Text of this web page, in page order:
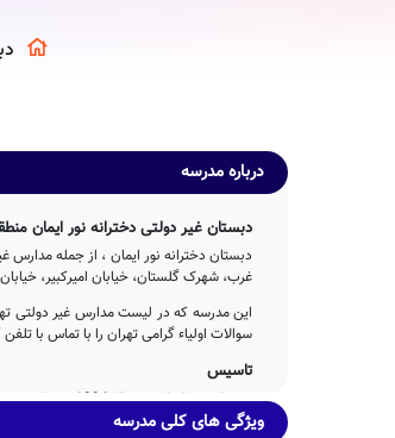
درباره مدرسه
دبستان غیر دولتی دخترانه نور ایمان منطقه 5 استان
غرب، شهرک گلستان، خیابان امیرکبیر، خیابان گلها، یاس 2، پلاک
این مدرسه که در لیست مدارس غیر دولتی
سوالات اولیاء گرامی تهران را با تماس با تلفن 44743927 44743919-44743922-44743924-44743927-44743929 فراهم نموده است.
تاسیس
دبستان نور ایمان در سال 1394 توسط جمعی از خیرین مدرسه ساز با تلاش 2ساله عوامل مختلف اجرایی و آموزشی تاسیس شده است.
ویژگی های کلی مدرسه